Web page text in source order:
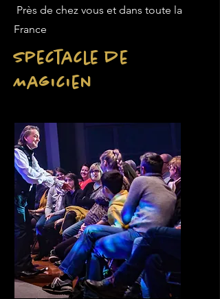
Près de chez vous et dans toute la
France
Spectacle de
Magicien